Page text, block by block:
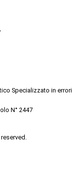
Specializzato in errori
N° 2447